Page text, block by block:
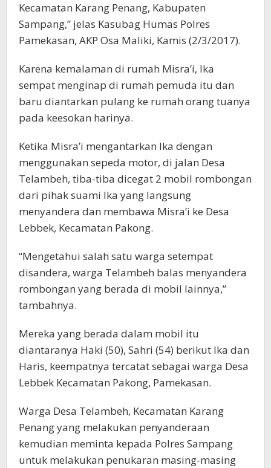
Kecamatan Karang Penang, Kabupaten
Sampang,” jelas Kasubag Humas Polres
Pamekasan, AKP Osa Maliki, Kamis (2/3/2017).
Karena kemalaman di rumah Misra’i, Ika
sempat menginap di rumah pemuda itu dan
baru diantarkan pulang ke rumah orang tuanya
pada keesokan harinya.
Ketika Misra’i mengantarkan Ika dengan
menggunakan sepeda motor, di jalan Desa
Telambeh, tiba-tiba dicegat 2 mobil rombongan
dari pihak suami Ika yang langsung
menyandera dan membawa Misra’i ke Desa
Lebbek, Kecamatan Pakong.
“Mengetahui salah satu warga setempat
disandera, warga Telambeh balas menyandera
rombongan yang berada di mobil lainnya,”
tambahnya.
Mereka yang berada dalam mobil itu
diantaranya Haki (50), Sahri (54) berikut Ika dan
Haris, keempatnya tercatat sebagai warga Desa
Lebbek Kecamatan Pakong, Pamekasan.
Warga Desa Telambeh, Kecamatan Karang
Penang yang melakukan penyanderaan
kemudian meminta kepada Polres Sampang
untuk melakukan penukaran masing-masing